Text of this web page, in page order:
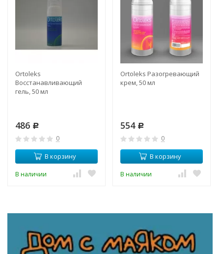
Ortoleks
Восстанавливающий
гель, 50 мл
486 Р
0
В корзину
В наличии
Ortoleks Разогревающий
крем, 50 мл
554 Р
0
В корзину
В наличии